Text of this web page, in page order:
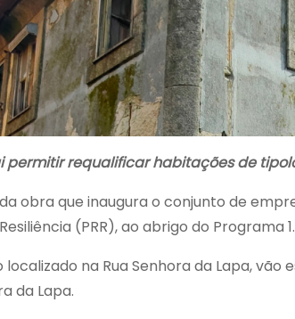
requalificar habitações de
obra que inaugura o conjunto de
(PRR), ao abrigo do Programa
na Rua Senhora da Lapa,
da Lapa.